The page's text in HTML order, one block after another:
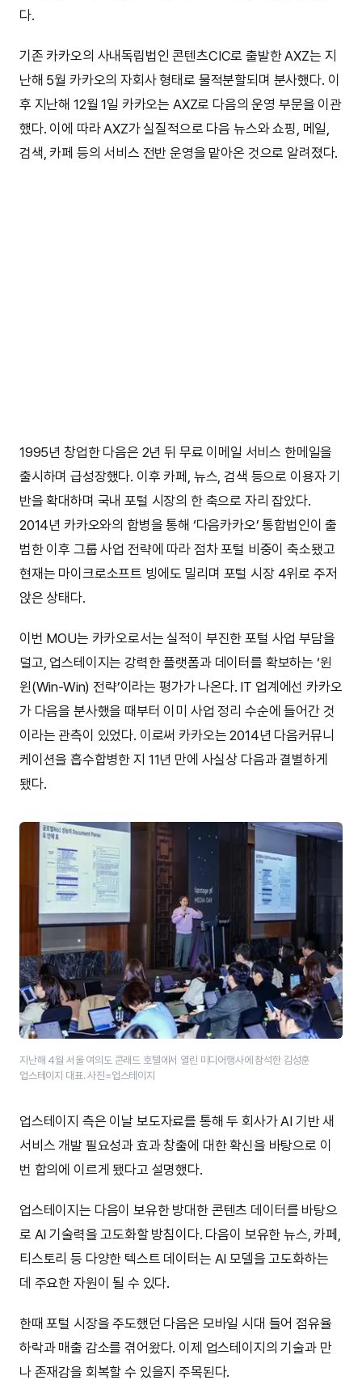
다.
기존 카카오의 사내독립법인 콘텐츠CIC로 출발한 AXZ는 지
난해 5월 카카오의 자회사 형태로 물적분할되며 분사했다. 이
후 지난해 12월 1일 카카오는 AXZ로 다음의 운영 부문을 이관
했다. 이에 따라 AXZ가 실질적으로 다음 뉴스와 쇼핑, 메일,
검색, 카페 등의 서비스 전반 운영을 맡아온 것으로 알려졌다.
1995년 창업한 다음은 2년 뒤 무료 이메일 서비스 한메일을
출시하며 급성장했다. 이후 카페, 뉴스, 검색 등으로 이용자 기
반을 확대하며 국내 포털 시장의 한 축으로 자리 잡았다.
2014년 카카오와의 합병을 통해 ‘다음카카오’ 통합법인이 출
범한 이후 그룹 사업 전략에 따라 점차 포털 비중이 축소됐고
현재는 마이크로소프트 빙에도 밀리며 포털 시장 4위로 주저
앉은 상태다.
이번 MOU는 카카오로서는 실적이 부진한 포털 사업 부담을
덜고, 업스테이지는 강력한 플랫폼과 데이터를 확보하는 ‘윈
윈(Win-Win) 전략’이라는 평가가 나온다. IT 업계에선 카카오
가 다음을 분사했을 때부터 이미 사업 정리 수순에 들어간 것
이라는 관측이 있었다. 이로써 카카오는 2014년 다음커뮤니
케이션을 흡수합병한 지 11년 만에 사실상 다음과 결별하게
됐다.
지난해 4월 서울 여의도 콘래드 호텔에서 열린 미디어행사에 참석한 김성훈
업스테이지 대표. 사진=업스테이지
업스테이지 측은 이날 보도자료를 통해 두 회사가 AI 기반 새
서비스 개발 필요성과 효과 창출에 대한 확신을 바탕으로 이
번 합의에 이르게 됐다고 설명했다.
업스테이지는 다음이 보유한 방대한 콘텐츠 데이터를 바탕으
로 AI 기술력을 고도화할 방침이다. 다음이 보유한 뉴스, 카페,
티스토리 등 다양한 텍스트 데이터는 AI 모델을 고도화하는
데 주요한 자원이 될 수 있다.
한때 포털 시장을 주도했던 다음은 모바일 시대 들어 점유율
하락과 매출 감소를 겪어왔다. 이제 업스테이지의 기술과 만
나 존재감을 회복할 수 있을지 주목된다.